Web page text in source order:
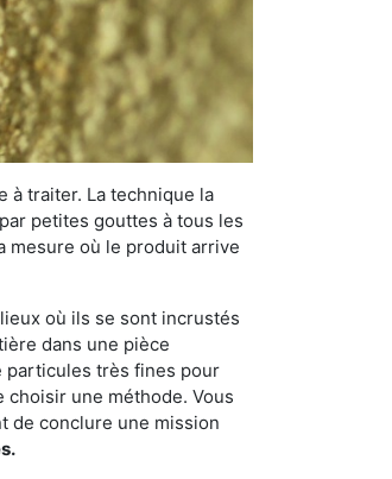
à traiter. La technique la
petites gouttes à tous les
mesure où le produit arrive
où ils se sont incrustés
dans une pièce
particules très fines pour
une méthode. Vous
de conclure une mission